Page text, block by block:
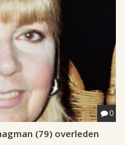
0
(79) overleden